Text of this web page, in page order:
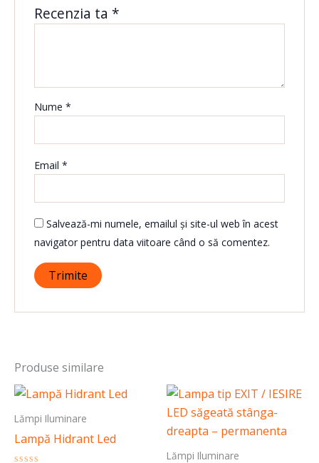
Recenzia ta *
Nume *
Email *
Salvează-mi numele, emailul și site-ul web în acest
navigator pentru data viitoare când o să comentez.
Produse similare
Lămpi Iluminare
Lampă Hidrant Led
Lămpi Iluminare